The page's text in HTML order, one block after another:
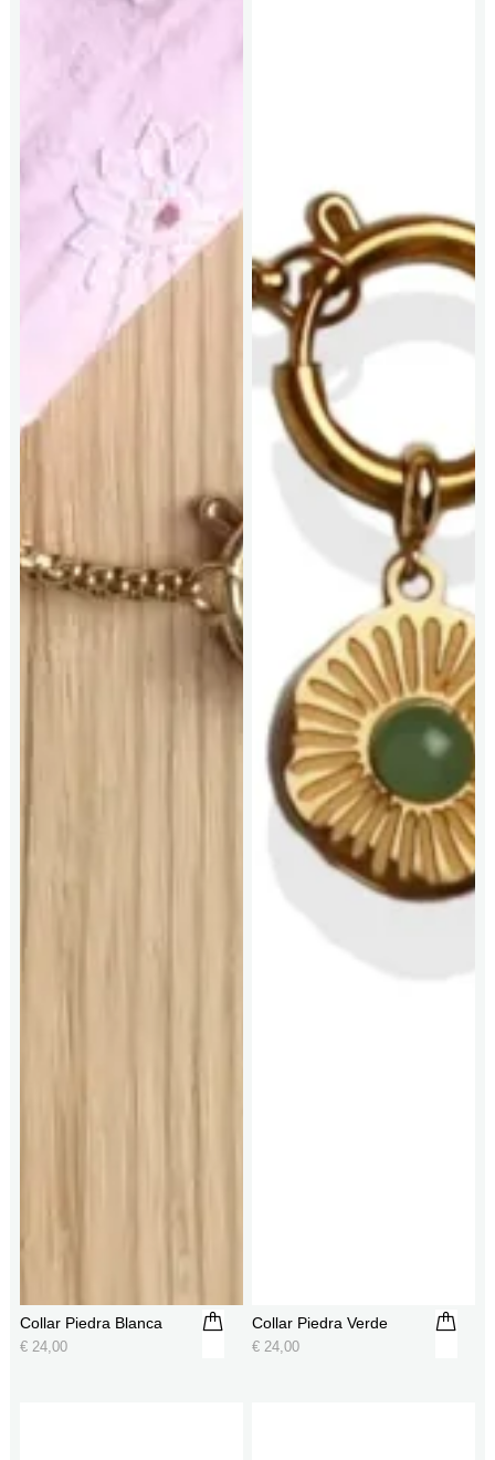
Collar Piedra Blanca
€24,00
Collar Piedra Verde
€ 24,00